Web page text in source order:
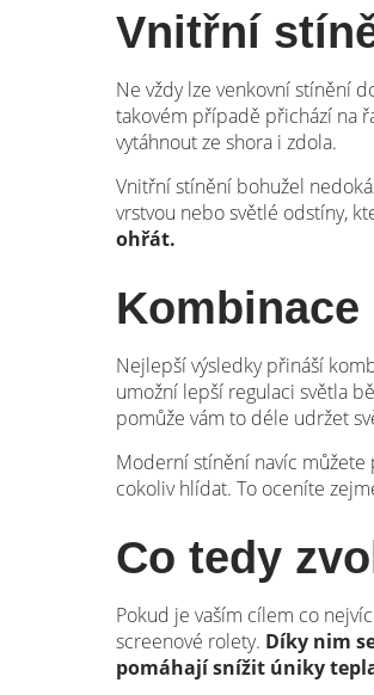
Vnitřní
Ne vždy lze venkovní stínění
takovém případě přichází na
vytáhnout ze shora i zdola.
Vnitřní stínění bohužel
vrstvou nebo světlé odstíny,
ohřát.
Nejlepší výsledky přináší
umožní lepší regulaci světla
pomůže vám to déle udržet
Moderní stínění navíc můžete
cokoliv hlídat. To oceníte
Co tedy
Pokud je vaším cílem co
screenové rolety. Díky nim
pomáhají snížit úniky